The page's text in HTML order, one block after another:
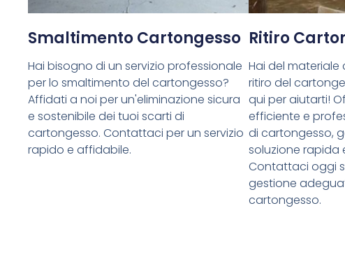
Smaltimento Cartongesso
Hai bisogno di un servizio professionale
per lo smaltimento del cartongesso?
Affidati a noi per un'eliminazione sicura
e sostenibile dei tuoi scarti di
cartongesso. Contattaci per un servizio
rapido e affidabile.
Ritiro
Hai del materiale
ritiro del
qui per aiutarti!
efficiente e
di cartongesso,
soluzione rapida
Contattaci oggi
gestione
cartongesso.